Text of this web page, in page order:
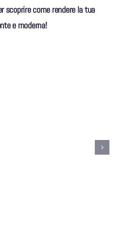
scoprire come rendere la tua
e moderna!